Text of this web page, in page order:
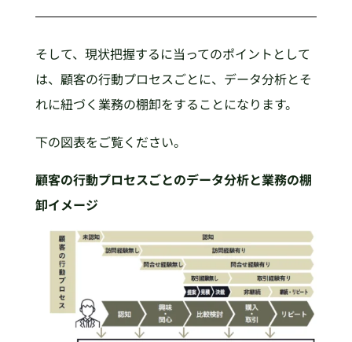
そして、現状把握するに当ってのポイントとして
は、顧客の行動プロセスごとに、データ分析とそ
れに紐づく業務の棚卸をすることになります。
下の図表をご覧ください。
顧客の行動プロセスごとのデータ分析と業務の棚
卸イメージ